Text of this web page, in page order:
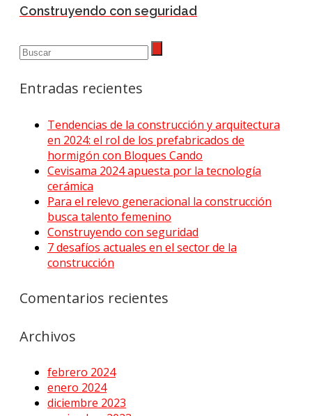
Construyendo con seguridad
Entradas recientes
Tendencias de la construcción y arquitectura
en 2024: el rol de los prefabricados de
hormigón con Bloques Cando
Cevisama 2024 apuesta por la tecnología
cerámica
Para el relevo generacional la construcción
busca talento femenino
Construyendo con seguridad
7 desafíos actuales en el sector de la
construcción
Comentarios recientes
Archivos
febrero 2024
enero 2024
diciembre 2023